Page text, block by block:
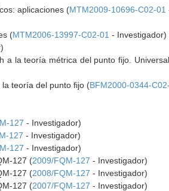
aplicaciones (MTM2009-10696-C02-01
(MTM2006-13997-C02-01 - Investigador)
a la teoría métrica del punto fijo.
teoría del punto fijo (BFM2000-0344-
127 - Investigador)
127 - Investigador)
127 - Investigador)
127 (2009/FQM-127 - Investigador)
127 (2008/FQM-127 - Investigador)
127 (2007/FQM-127 - Investigador)